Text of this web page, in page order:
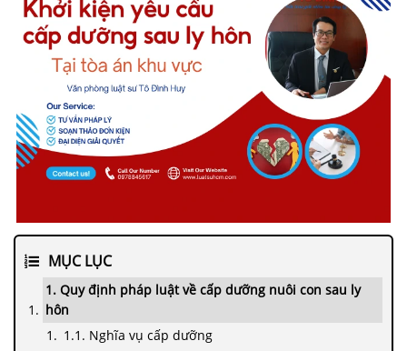
MỤC LỤC
1. Quy định pháp luật về cấp dưỡng nuôi con sau ly
hôn
1.1. Nghĩa vụ cấp dưỡng